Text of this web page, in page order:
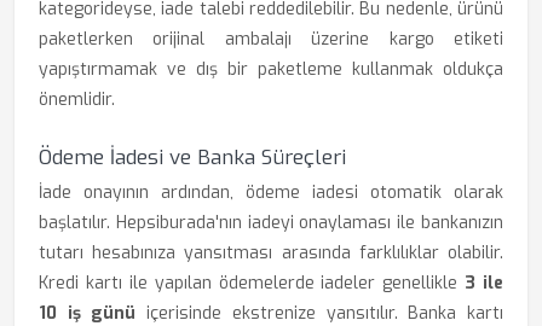
kategorideyse, iade talebi reddedilebilir. Bu nedenle, ürünü
paketlerken orijinal ambalajı üzerine kargo etiketi
yapıştırmamak ve dış bir paketleme kullanmak oldukça
önemlidir.
Ödeme İadesi ve Banka Süreçleri
İade onayının ardından, ödeme iadesi otomatik olarak
başlatılır. Hepsiburada'nın iadeyi onaylaması ile bankanızın
tutarı hesabınıza yansıtması arasında farklılıklar olabilir.
Kredi kartı ile yapılan ödemelerde iadeler genellikle 3 ile
10 iş günü içerisinde ekstrenize yansıtılır. Banka kartı